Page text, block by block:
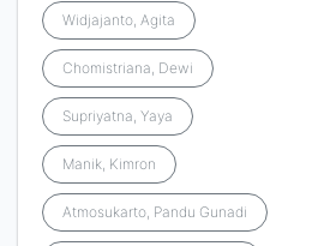
Widjajanto, Agita
Chomistriana, Dewi
Supriyatna, Yaya
Manik, Kimron
Atmosukarto, Pandu Gunadi